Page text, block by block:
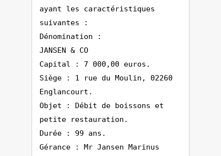
ayant les caractéristiques
suivantes :
Dénomination :
JANSEN & CO
Capital : 7 000,00 euros.
Siège : 1 rue du Moulin, 02260
Englancourt.
Objet : Débit de boissons et
petite restauration.
Durée : 99 ans.
Gérance : Mr Jansen Marinus